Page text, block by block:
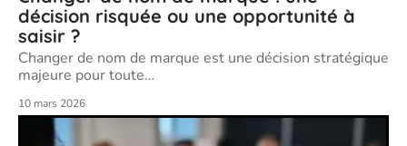
décision risquée ou une opportunité à
saisir ?
Changer de nom de marque est une décision stratégique
majeure pour toute…
10 mars 2026